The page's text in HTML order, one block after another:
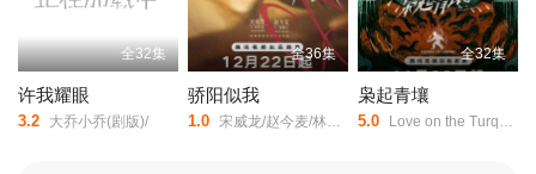
第23集 迅雷下载 复制链接
第24集 迅雷下载 复制链接
全32集
许我耀眼
3.2 大乔小乔(剧版)/
全36集
骄阳似我
1.0 宋威龙/赵今麦/林依轮/赖伟明/白冰可/范诗然/吴启华/孔令美/陈思佚/古子成/韩昊霖/赵昕/周添宇/仇赫/秦晓轩/陈涛/童蕾/修庆/章呈赫/金巧巧/王德顺/
全32集
枭起青壤
5.0 Love on the Turquoise Land/